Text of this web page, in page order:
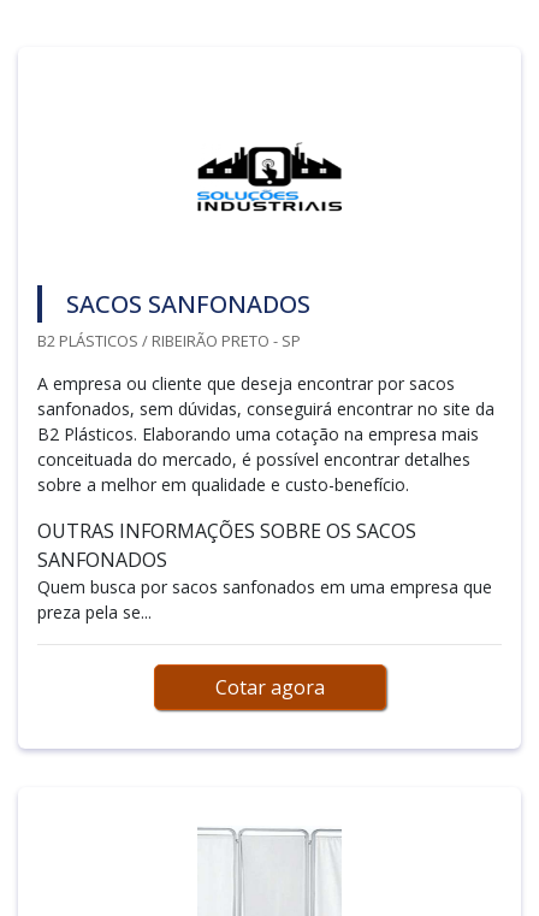
SACOS SANFONADOS
B2 PLÁSTICOS / RIBEIRÃO PRETO - SP
A empresa ou cliente que deseja encontrar por sacos
sanfonados, sem dúvidas, conseguirá encontrar no site da
B2 Plásticos. Elaborando uma cotação na empresa mais
conceituada do mercado, é possível encontrar detalhes
sobre a melhor em qualidade e custo-benefício.
OUTRAS INFORMAÇÕES SOBRE OS SACOS
SANFONADOS
Quem busca por sacos sanfonados em uma empresa que
preza pela se...
Cotar agora